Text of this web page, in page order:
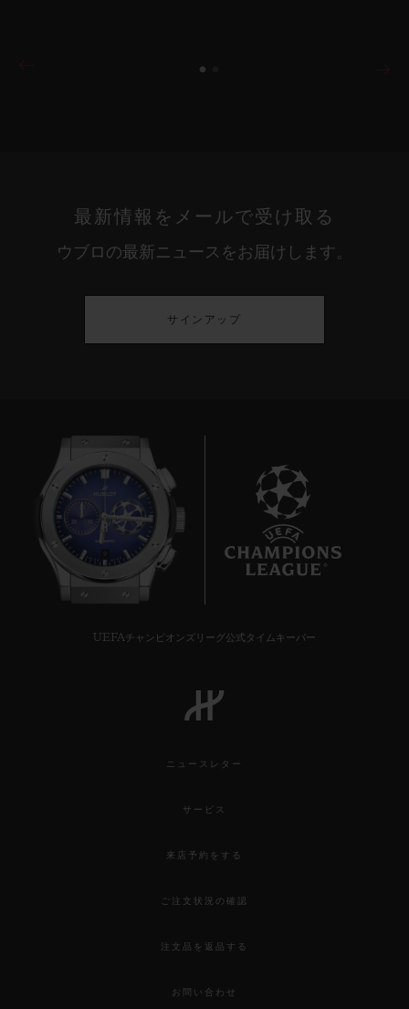
最新情報をメールで受け取る
ウブロの最新ニュースをお届けします。
サインアップ
UEFAチャンピオンズリーグ公式タイムキーパー
ニュースレター
サービス
来店予約をする
ご注文状況の確認
注文品を返品する
お問い合わせ